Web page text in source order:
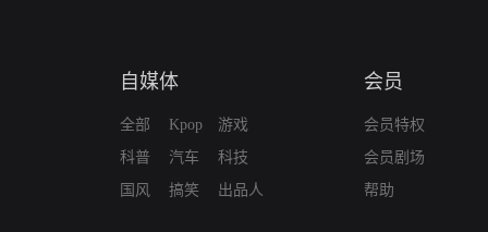
自媒体
全部
科普
国风
Kpop
汽车
搞笑
游戏
科技
出品人
会员
会员特权
会员剧场
帮助